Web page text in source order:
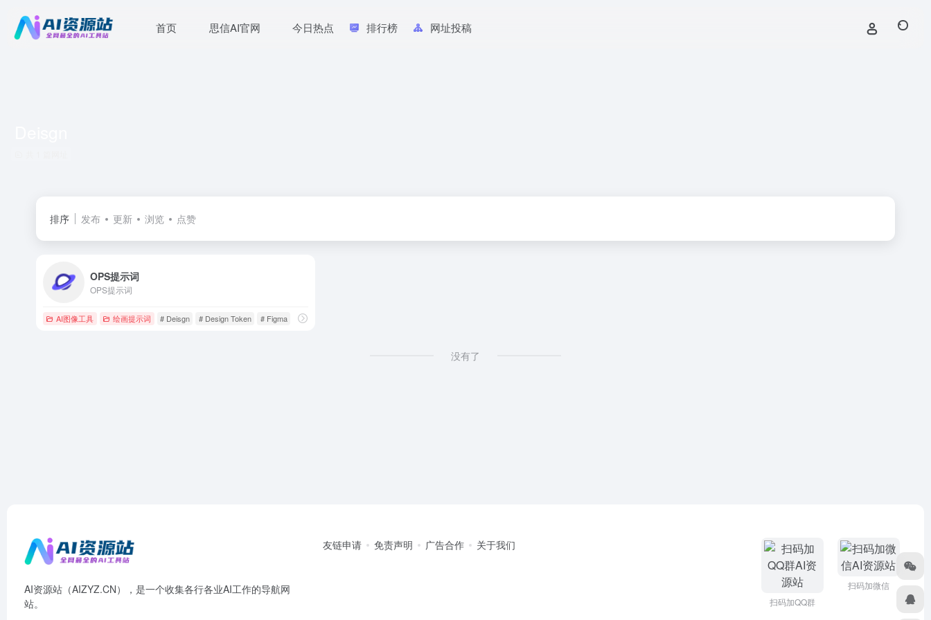
首页 思信AI官网 今日热点 排行榜 网址投稿
排序 发布 更新 浏览 点赞
OPS提示词
OPS提示词
AI图像工具 绘画提示词 # Deisgn # Design Token # Figma
没有了
AI资源站（AIZYZ.CN），是一个收集各行各业AI工作的导航网
站。
友链申请 免责声明 广告合作 关于我们
扫码加QQ群
扫码加微信